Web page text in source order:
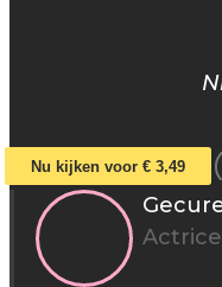
Nu kijken voor € 3,49
Actrice